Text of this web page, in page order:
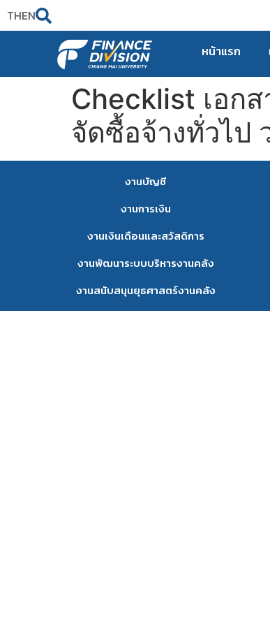
THEN
หน้าแรก
Checklist เอก
จัดซื้อจ้างทั่วไป
งานบัญชี
งานการเงิน
งานเงินเดือนและสวัสดิการ
งานพัฒนาระบบบริหารงานคลัง
งานสนับสนุนยุธศาสตร์งานคลัง